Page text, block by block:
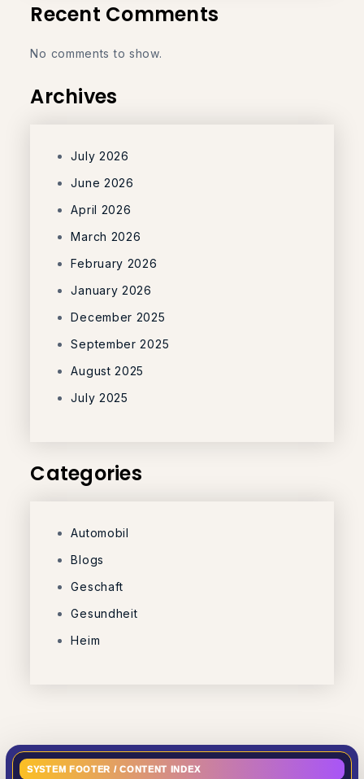
Recent Comments
No comments to show.
Archives
July 2026
June 2026
April 2026
March 2026
February 2026
January 2026
December 2025
September 2025
August 2025
July 2025
Categories
Automobil
Blogs
Geschaft
Gesundheit
Heim
SYSTEM FOOTER / CONTENT INDEX